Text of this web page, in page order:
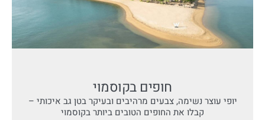
חופים בקוסמוי
יופי עוצר נשימה, צבעים מרהיבים ובעיקר בטן גב איכותי –
קבלו את החופים הטובים ביותר בקוסמוי